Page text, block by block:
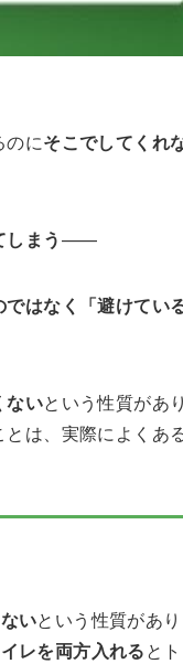
のにそこでしてくれ
まう——
はなく「避けてい
ないという性質があ
とは、実際によくあ
いという性質があり
レを両方入れるとト